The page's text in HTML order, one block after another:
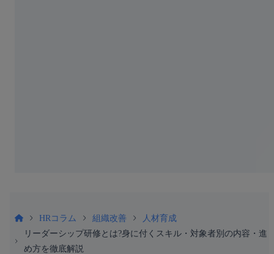
HRコラム 組織改善
人材育成
リーダーシップ研修とは?身に付くスキル・対象者別の内容・進
め方を徹底解説